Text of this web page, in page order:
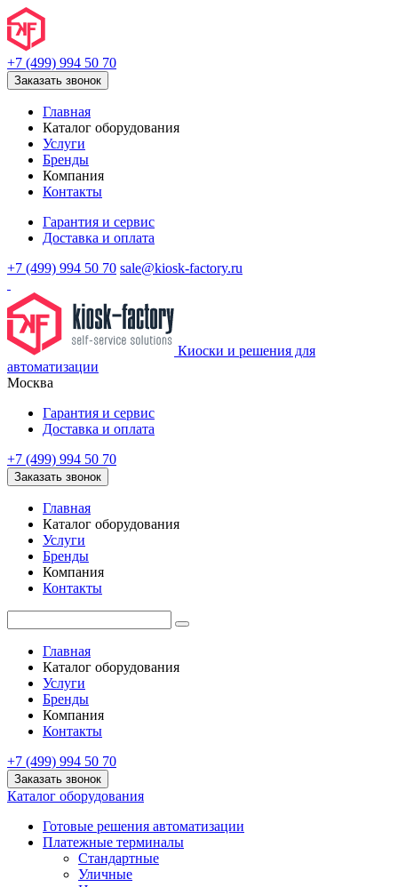
+7 (499) 994 50 70
Заказать звонок
Главная
Каталог оборудования
Услуги
Бренды
Компания
Контакты
Гарантия и сервис
Доставка и оплата
+7 (499) 994 50 70 sale@kiosk-factory.ru
Киоски и решения для
автоматизации
Москва
Гарантия и сервис
Доставка и оплата
+7 (499) 994 50 70
Заказать звонок
Главная
Каталог оборудования
Услуги
Бренды
Компания
Контакты
Главная
Каталог оборудования
Услуги
Бренды
Компания
Контакты
+7 (499) 994 50 70
Заказать звонок
Каталог оборудования
Готовые решения автоматизации
Платежные терминалы
Стандартные
Уличные